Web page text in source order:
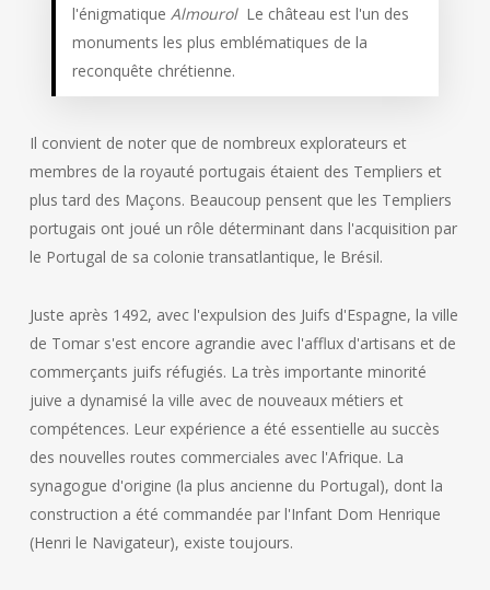
l'énigmatique AlmourolLe château est l'un des
monuments les plus emblématiques de la
reconquête chrétienne.
Il convient de noter que de nombreux explorateurs et
membres de la royauté portugais étaient des Templiers et
plus tard des Maçons. Beaucoup pensent que les Templiers
portugais ont joué un rôle déterminant dans l'acquisition par
le Portugal de sa colonie transatlantique, le Brésil.
Juste après 1492, avec l'expulsion des Juifs d'Espagne, la ville
de Tomar s'est encore agrandie avec l'afflux d'artisans et de
commerçants juifs réfugiés. La très importante minorité
juive a dynamisé la ville avec de nouveaux métiers et
compétences. Leur expérience a été essentielle au succès
des nouvelles routes commerciales avec l'Afrique. La
synagogue d'origine (la plus ancienne du Portugal), dont la
construction a été commandée par l'Infant Dom Henrique
(Henri le Navigateur), existe toujours.